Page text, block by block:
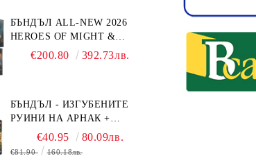
БЪНДЪЛ ALL-NEW 2026
HEROES OF MIGHT &
MAGIC III: THE BOARD
€200.80 392.73лв.
БЪНДЪЛ - ИЗГУБЕНИТЕ
РУИНИ НА АРНАК +
ВОДАЧИ НА ЕКСПЕДИЦИИ
+ ПРОМО КАРТИ
€40.95 80.09лв.
€81.90 160.18лв.